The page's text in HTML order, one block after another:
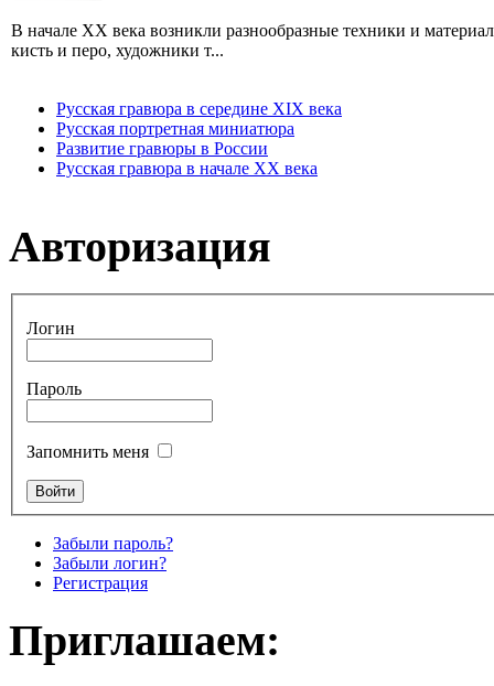
В начале XX века возникли разнообразные техники и
кисть и перо, художники т...
Русская гравюра в середине XIX века
Русская портретная миниатюра
Развитие гравюры в России
Русская гравюра в начале XX века
Авторизация
Логин
Пароль
Запомнить меня
Забыли пароль?
Забыли логин?
Регистрация
Приглашаем: